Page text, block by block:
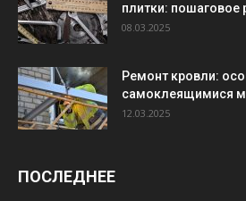
плитки: пошаговое
08.03.2025
Ремонт кровли:
самоклеящимися
12.03.2025
ПОСЛЕДНЕЕ